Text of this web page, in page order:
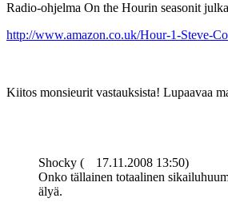
Radio-ohjelma On the Hourin seasonit
http://www.amazon.co.uk/Hour-1-Steve-
Kiitos monsieurit vastauksista! Lupaavaa
Shocky (
17.11.2008 13:50)
Onko tällainen totaalinen
älyä.